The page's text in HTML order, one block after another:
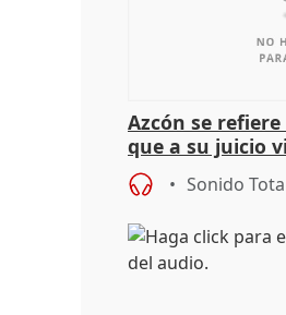
Azcón se
que a su juicio
Sonido